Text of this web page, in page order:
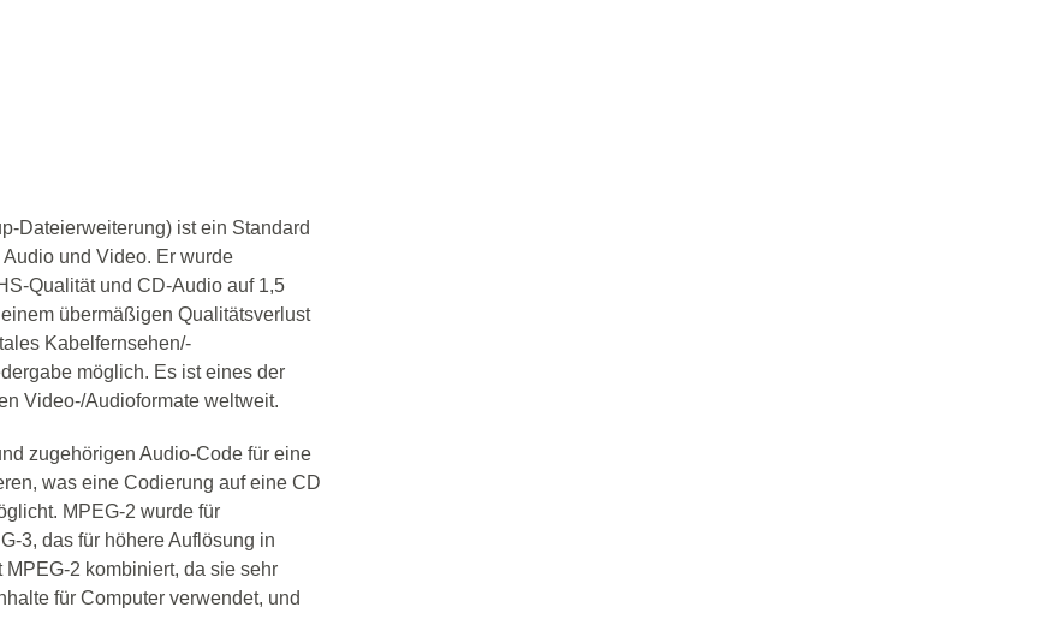
Dateierweiterung) ist ein Standard
und Video. Er wurde
Qualität und CD-Audio auf 1,5
übermäßigen Qualitätsverlust
Kabelfernsehen/-
möglich. Es ist eines der
Video-/Audioformate weltweit.
zugehörigen Audio-Code für eine
was eine Codierung auf eine CD
MPEG-2 wurde für
3, das für höhere Auflösung in
2 kombiniert, da sie sehr
für Computer verwendet, und